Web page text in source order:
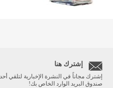
إشترك هنا
إشترك مجاناً في النشرة الإخبارية لتلقي
صندوق البريد الوارد الخاص بك!